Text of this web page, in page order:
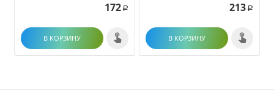
172 Р
В КОРЗИНУ
213 Р
В КОРЗИНУ